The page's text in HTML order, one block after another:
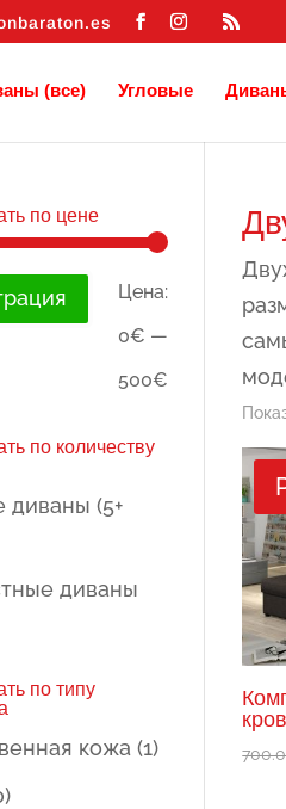
(все) Угловые
по цене
Минимальная
Цена:
0€ —
500€
по количеству
диваны (5+
диваны
по типу
кожа (1)